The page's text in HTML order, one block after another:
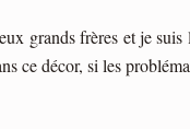
grands frères et je
ce décor, si les